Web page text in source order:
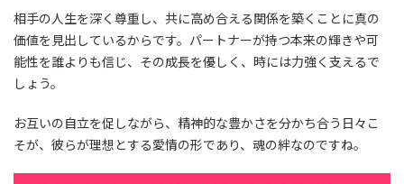
相手の人生を深く尊重し、共に高め合える関係を築くことに真の
価値を見出しているからです。パートナーが持つ本来の輝きや可
能性を誰よりも信じ、その成長を優しく、時には力強く支えるで
しょう。
お互いの自立を促しながら、精神的な豊かさを分かち合う日々こ
そが、彼らが理想とする愛情の形であり、魂の絆なのですね。